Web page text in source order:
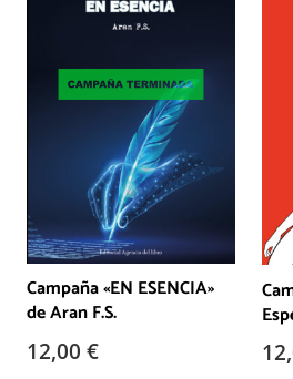
Campaña «EN ESENCIA»
de Aran F.S.
12,00 €